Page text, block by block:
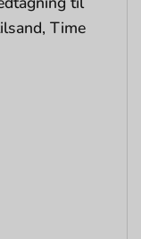
Time